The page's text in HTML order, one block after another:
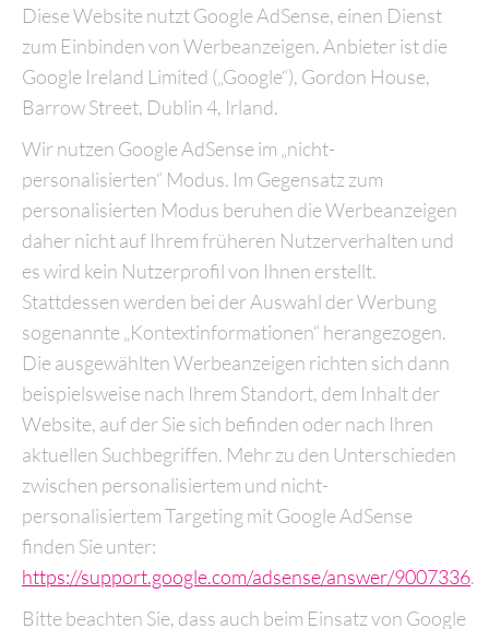
Diese Website nutzt Google AdSense, einen Dienst
zum Einbinden von Werbeanzeigen. Anbieter ist die
Google Ireland Limited („Google“), Gordon House,
Barrow Street, Dublin 4, Irland.
Wir nutzen Google AdSense im „nicht-
personalisierten“ Modus. Im Gegensatz zum
personalisierten Modus beruhen die Werbeanzeigen
daher nicht auf Ihrem früheren Nutzerverhalten und
es wird kein Nutzerprofil von Ihnen erstellt.
Stattdessen werden bei der Auswahl der Werbung
sogenannte „Kontextinformationen“ herangezogen.
Die ausgewählten Werbeanzeigen richten sich dann
beispielsweise nach Ihrem Standort, dem Inhalt der
Website, auf der Sie sich befinden oder nach Ihren
aktuellen Suchbegriffen. Mehr zu den Unterschieden
zwischen personalisiertem und nicht-
personalisiertem Targeting mit Google AdSense
finden Sie unter:
https://support.google.com/adsense/answer/9007336.
Bitte beachten Sie, dass auch beim Einsatz von Google